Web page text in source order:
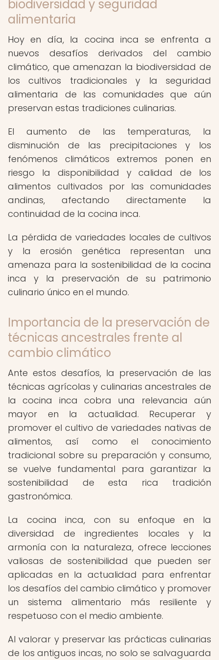
biodiversidad y seguridad
alimentaria
Hoy en día, la cocina inca se enfrenta a
nuevos desafíos derivados del cambio
climático, que amenazan la biodiversidad de
los cultivos tradicionales y la seguridad
alimentaria de las comunidades que aún
preservan estas tradiciones culinarias.
El aumento de las temperaturas, la
disminución de las precipitaciones y los
fenómenos climáticos extremos ponen en
riesgo la disponibilidad y calidad de los
alimentos cultivados por las comunidades
andinas, afectando directamente la
continuidad de la cocina inca.
La pérdida de variedades locales de cultivos
y la erosión genética representan una
amenaza para la sostenibilidad de la cocina
inca y la preservación de su patrimonio
culinario único en el mundo.
Importancia de la preservación de
técnicas ancestrales frente al
cambio climático
Ante estos desafíos, la preservación de las
técnicas agrícolas y culinarias ancestrales de
la cocina inca cobra una relevancia aún
mayor en la actualidad. Recuperar y
promover el cultivo de variedades nativas de
alimentos, así como el conocimiento
tradicional sobre su preparación y consumo,
se vuelve fundamental para garantizar la
sostenibilidad de esta rica tradición
gastronómica.
La cocina inca, con su enfoque en la
diversidad de ingredientes locales y la
armonía con la naturaleza, ofrece lecciones
valiosas de sostenibilidad que pueden ser
aplicadas en la actualidad para enfrentar
los desafíos del cambio climático y promover
un sistema alimentario más resiliente y
respetuoso con el medio ambiente.
Al valorar y preservar las prácticas culinarias
de los antiguos incas, no solo se salvaguarda